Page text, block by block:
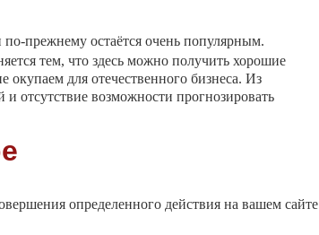
по-прежнему остаётся очень популярным.
тем, что здесь можно получить хорошие
окупаем для отечественного бизнеса. Из
и отсутствие возможности прогнозировать
определенного действия на вашем сайте